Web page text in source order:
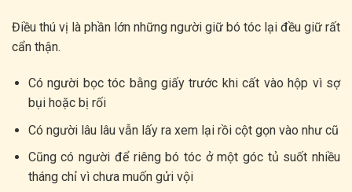
Điều thú vị là phần lớn những người giữ bó tóc lại đều giữ rất
cẩn thận.
Có người bọc tóc bằng giấy trước khi cất vào hộp vì sợ
bụi hoặc bị rối
Có người lâu lâu vẫn lấy ra xem lại rồi cột gọn vào như cũ
Cũng có người để riêng bó tóc ở một góc tủ suốt nhiều
tháng chỉ vì chưa muốn gửi vội